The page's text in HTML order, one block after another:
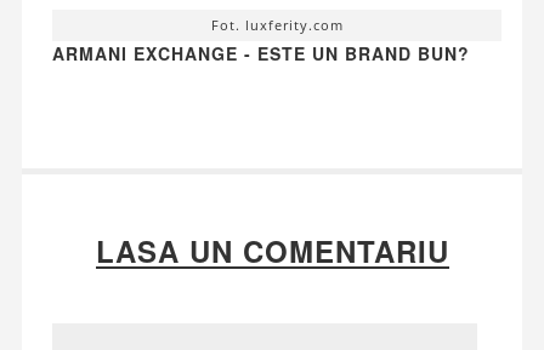
Fot. luxferity.com
ARMANI EXCHANGE - ESTE UN BRAND BUN?
LASA UN COMENTARIU